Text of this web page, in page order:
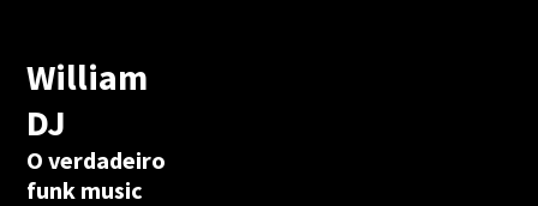
William
DJ
O verdadeiro
funk music